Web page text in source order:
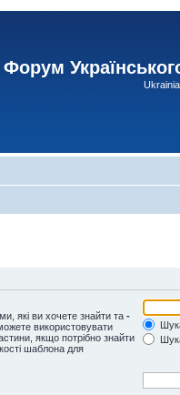
Форум
які ви хочете знайти та -
використовувати
якщо потрібно знайти
шаблона для